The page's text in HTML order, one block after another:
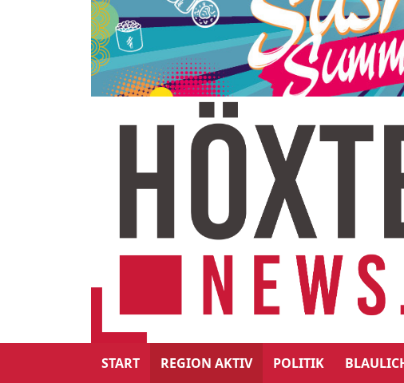
START REGION AKTIV POLITIK